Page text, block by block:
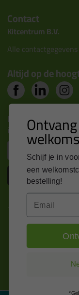
Contact
Kitcentrum B.V.
Alle
Altijd op de
Nieuws, tips en
inbox
Kitcentrum is trots op:
Schijf je in
een
bestelling!
Email